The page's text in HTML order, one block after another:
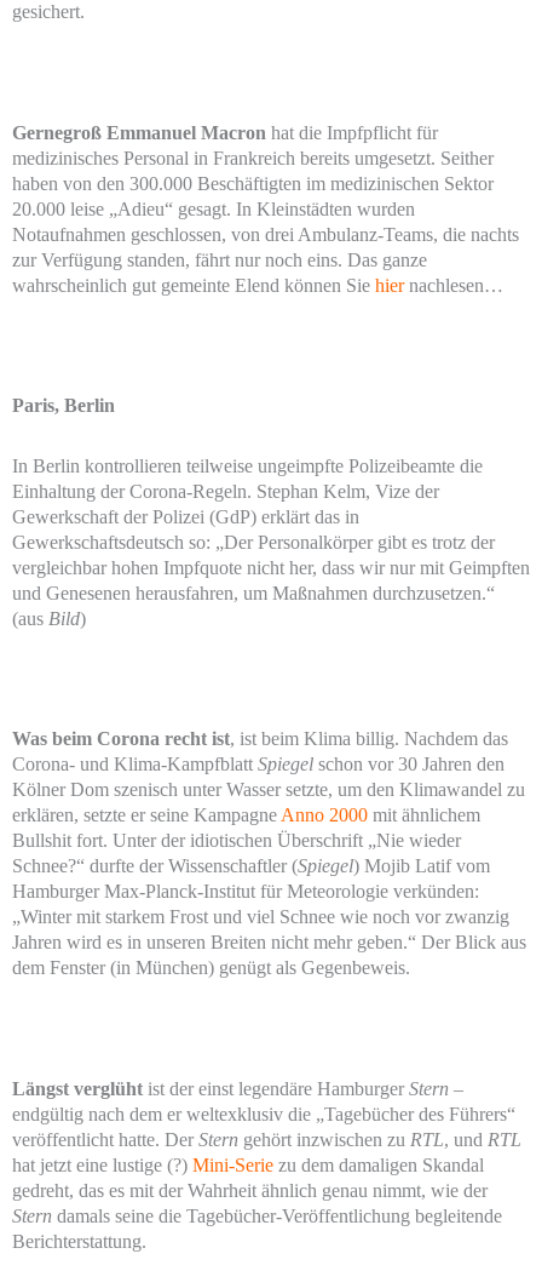
gesichert.
Gernegroß Emmanuel Macron hat die Impfpflicht für
medizinisches Personal in Frankreich bereits umgesetzt. Seither
haben von den 300.000 Beschäftigten im medizinischen Sektor
20.000 leise „Adieu“ gesagt. In Kleinstädten wurden
Notaufnahmen geschlossen, von drei Ambulanz-Teams, die nachts
zur Verfügung standen, fährt nur noch eins. Das ganze
wahrscheinlich gut gemeinte Elend können Sie hiernachlesen…
Paris, Berlin
In Berlin kontrollieren teilweise ungeimpfte Polizeibeamte die
Einhaltung der Corona-Regeln. Stephan Kelm, Vize der
Gewerkschaft der Polizei (GdP) erklärt das in
Gewerkschaftsdeutsch so: „Der Personalkörper gibt es trotz der
vergleichbar hohen Impfquote nicht her, dass wir nur mit Geimpften
und Genesenen herausfahren, um Maßnahmen durchzusetzen.“
(aus Bild)
Was beim Corona recht ist, ist beim Klima billig. Nachdem das
Corona- und Klima-KampfblattSpiegel schon vor 30 Jahren den
Kölner Dom szenisch unter Wasser setzte, um den Klimawandel zu
erklären, setzte er seine KampagneAnno 2000 mit ähnlichem
Bullshit fort. Unter der idiotischen Überschrift „Nie wieder
Schnee?“ durfte der Wissenschaftler (Spiegel) Mojib Latif vom
Hamburger Max-Planck-Institut für Meteorologie verkünden:
„Winter mit starkem Frost und viel Schnee wie noch vor zwanzig
Jahren wird es in unseren Breiten nicht mehr geben.“ Der Blick aus
dem Fenster (in München) genügt als Gegenbeweis.
Längst verglüht ist der einst legendäre Hamburger Stern –
endgültig nach dem er weltexklusiv die „Tagebücher des Führers“
veröffentlicht hatte. Der Stern gehört inzwischen zu RTL, und RTL
hat jetzt eine lustige (?) Mini-Serie zu dem damaligen Skandal
gedreht, das es mit der Wahrheit ähnlich genau nimmt, wie der
Stern damals seine die Tagebücher-Veröffentlichung begleitende
Berichterstattung.